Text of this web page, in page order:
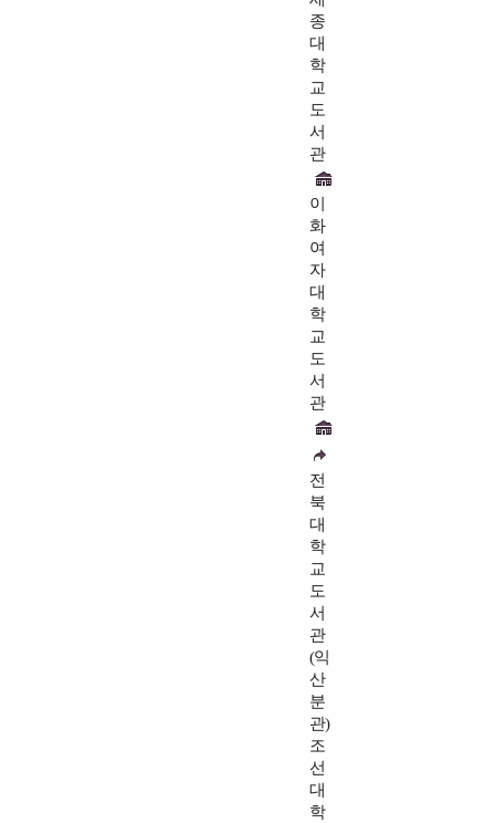
종
대
학
교
도
서
관
이
화
여
자
대
학
교
도
서
관
전
북
대
학
교
도
서
관
(익
산
분
관)
조
선
대
학